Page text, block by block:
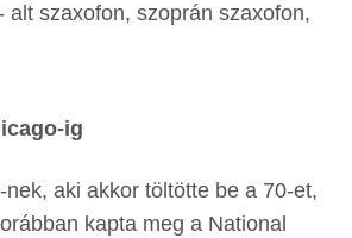
alt szaxofon, szoprán szaxofon,
ig
aki akkor töltötte be a 70-et,
kapta meg a National